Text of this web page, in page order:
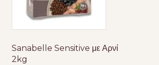
Sanabelle Sensitive με Αρνί
2kg